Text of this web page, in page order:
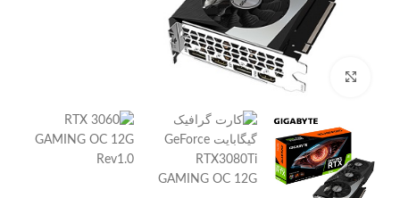
بزرگنمایی تصویر